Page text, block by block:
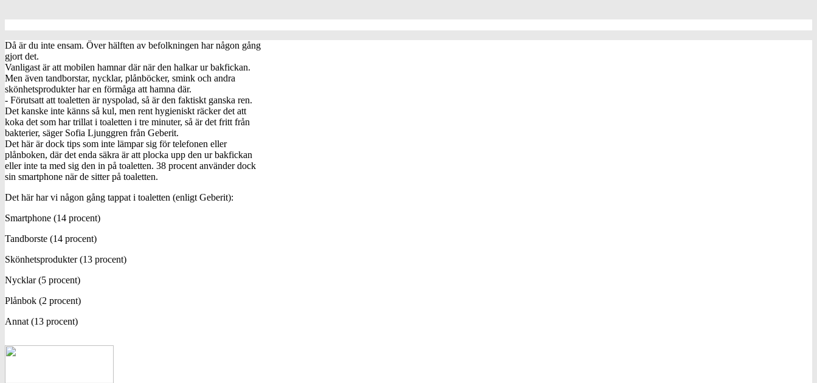
Då är du inte ensam. Över hälften av befolkningen har någon gång
gjort det.
Vanligast är att mobilen hamnar där när den halkar ur bakfickan.
Men även tandborstar, nycklar, plånböcker, smink och andra
skönhetsprodukter har en förmåga att hamna där.
- Förutsatt att toaletten är nyspolad, så är den faktiskt ganska ren.
Det kanske inte känns så kul, men rent hygieniskt räcker det att
koka det som har trillat i toaletten i tre minuter, så är det fritt från
bakterier, säger Sofia Ljunggren från Geberit.
Det här är dock tips som inte lämpar sig för telefonen eller
plånboken, där det enda säkra är att plocka upp den ur bakfickan
eller inte ta med sig den in på toaletten. 38 procent använder dock
sin smartphone när de sitter på toaletten.
Det här har vi någon gång tappat i toaletten (enligt Geberit):
Smartphone (14 procent)
Tandborste (14 procent)
Skönhetsprodukter (13 procent)
Nycklar (5 procent)
Plånbok (2 procent)
Annat (13 procent)